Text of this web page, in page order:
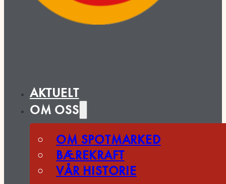
AKTUELT
OM OSS
OM SPOTMARKED
BÆREKRAFT
VÅR HISTORIE